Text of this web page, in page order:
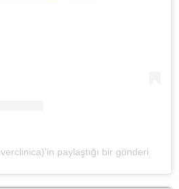
paylaştığı bir gönderi